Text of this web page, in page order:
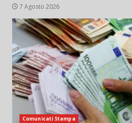
7 Agosto 2026
Comunicati Stampa